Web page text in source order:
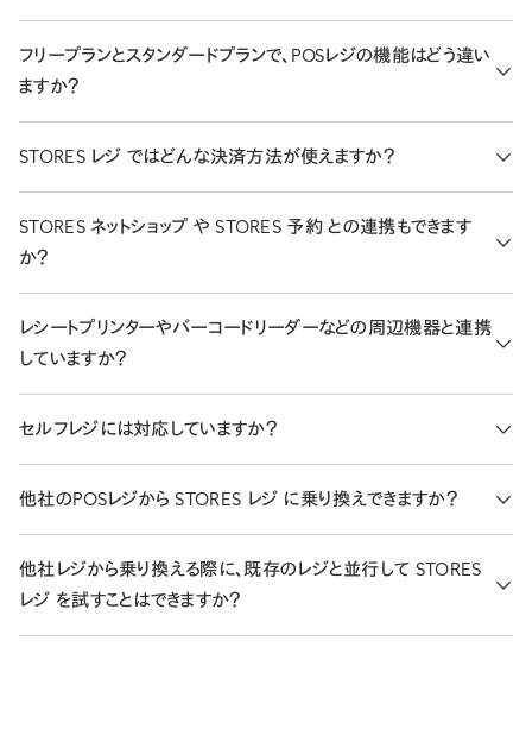
にご利用できます。
フリープランとスタンダードプランで、POSレジの機能はどう違い
ますか？
スタッフ登録などが利用できます。各プランで利用できる機能の詳
細はヘルプページをご確認ください。
STORES レジ ではどんな決済方法が使えますか？
ド、電子マネー、QRコード決済など）に対応できます。現金での会
計にも対応しています。
STORES ネットショップ や STORES 予約 との連携もできます
か？
プの在庫と売上の一元管理が可能です。
STORES 予約の連携は、ワンタップでスムーズなお会計を実現で
きるだけでなく、お客さまの情報と予約・物販履歴をまとめて管理・
分析ができます。
レシートプリンターやバーコードリーダーなどの周辺機器と連携
していますか？
さい。
セルフレジには対応していますか？
作するレジシステム）には対応していません。
スタッフさまがいる店内で、店舗スタッフさまにて「商品選択・金額
確定・精算」などの一連のお会計操作していただくPOSレジシステ
ムです。
他社のPOSレジから STORES レジ に乗り換えできますか？
による一括管理に対応しているため、お手元の商品データを CSV
形式で取り込みながら導入準備を進められます。具体的な移行手
順や個別のサポート内容は、現在ご利用中のサービスや運用状況
他社レジから乗り換える際に、既存のレジと並行して STORES
レジ を試すことはできますか？